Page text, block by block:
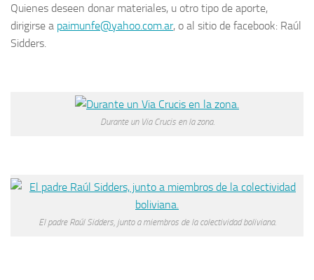
Quienes deseen donar materiales, u otro tipo de aporte,
dirigirse a paimunfe@yahoo.com.ar, o al sitio de facebook: Raúl
Sidders.
Durante un Via Crucis en la zona.
El padre Raúl Sidders, junto a miembros de la colectividad boliviana.